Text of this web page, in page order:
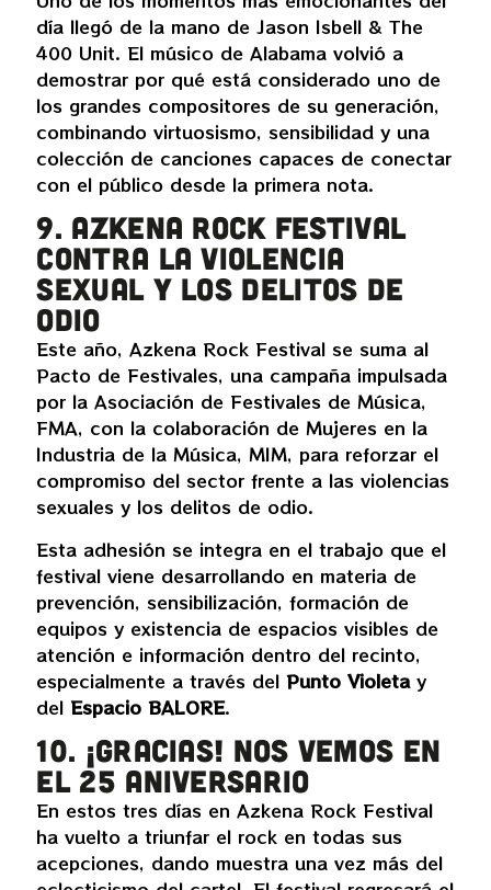
día llegó de la mano de Jason Isbell & The
400 Unit. El músico de Alabama volvió a
demostrar por qué está considerado uno de
los grandes compositores de su generación,
combinando virtuosismo, sensibilidad y una
colección de canciones capaces de conectar
con el público desde la primera nota.
9. Azkena Rock Festival
contra la violencia
sexual y los delitos de
odio
Este año, Azkena Rock Festival se suma al
Pacto de Festivales, una campaña impulsada
por la Asociación de Festivales de Música,
FMA, con la colaboración de Mujeres en la
Industria de la Música, MIM, para reforzar el
compromiso del sector frente a las violencias
sexuales y los delitos de odio.
Esta adhesión se integra en el trabajo que el
festival viene desarrollando en materia de
prevención, sensibilización, formación de
equipos y existencia de espacios visibles de
atención e información dentro del recinto,
especialmente a través delPunto Violetay
delEspacio BALORE.
10. ¡Gracias! Nos vemos en
el 25 aniversario
En estos tres días en Azkena Rock Festival
ha vuelto a triunfar el rock en todas sus
acepciones, dando muestra una vez más del